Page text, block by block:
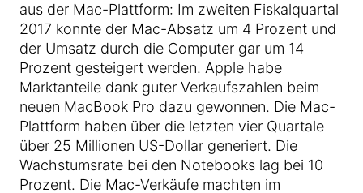
aus der Mac-Plattform: Im zweiten Fiskalquartal
2017 konnte der Mac-Absatz um 4 Prozent und
der Umsatz durch die Computer gar um 14
Prozent gesteigert werden. Apple habe
Marktanteile dank guter Verkaufszahlen beim
neuen MacBook Pro dazu gewonnen. Die Mac-
Plattform haben über die letzten vier Quartale
über 25 Millionen US-Dollar generiert. Die
Wachstumsrate bei den Notebooks lag bei 10
Prozent. Die Mac-Verkäufe machten im